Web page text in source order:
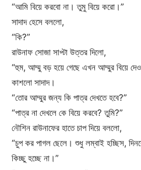
“আমি বিয়ে করবো না। তুমু বিয়ে করো।”
সাদাদ হেসে বললো,
“কি?”
রাউনাফ সোজা সাপ্টা উত্তর দিলো,
“হুম, আম্মু বড় হয়ে গেছে এখন আম্মুর বিয়ে
কাশলো সাদাদ।
“তোর আম্মুর জন্য কি পাত্র দেখতে হবে?”
“পাত্র না দেখলে কে বিয়ে করবে? তুমি?”
নৌশিন রাউনাফের হাতে চাপ দিয়ে বললো,
“চুপ কর পাগল ছেলে। শুধু লম্বাই হচ্ছিস,
কিচ্ছু হচ্ছে না।”